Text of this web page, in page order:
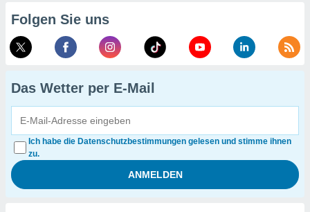
Folgen Sie uns
Das Wetter per E-Mail
Ich habe die Datenschutzbestimmungen gelesen und stimme ihnen
zu.